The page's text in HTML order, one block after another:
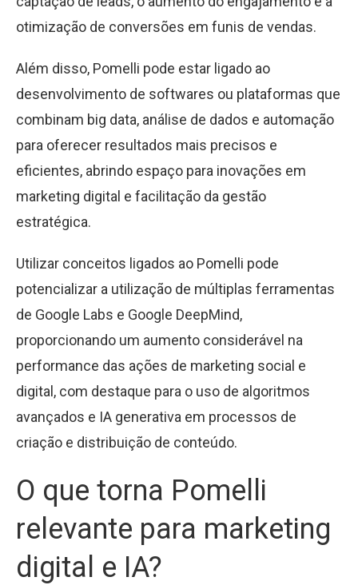
otimização de conversões em funis de vendas.
Além disso, Pomelli pode estar ligado ao
desenvolvimento de softwares ou plataformas que
combinam big data, análise de dados e automação
para oferecer resultados mais precisos e
eficientes, abrindo espaço para inovações em
marketing digital e facilitação da gestão
estratégica.
Utilizar conceitos ligados ao Pomelli pode
potencializar a utilização de múltiplas ferramentas
de Google Labs e Google DeepMind,
proporcionando um aumento considerável na
performance das ações de marketing social e
digital, com destaque para o uso de algoritmos
avançados e IA generativa em processos de
criação e distribuição de conteúdo.
O que torna Pomelli
relevante para marketing
digital e IA?